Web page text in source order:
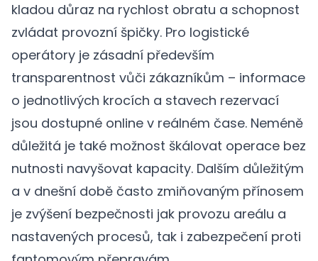
kladou důraz na rychlost obratu a schopnost
zvládat provozní špičky. Pro logistické
operátory je zásadní především
transparentnost vůči zákazníkům – informace
o jednotlivých krocích a stavech rezervací
jsou dostupné online v reálném čase. Neméně
důležitá je také možnost škálovat operace bez
nutnosti navyšovat kapacity. Dalším důležitým
a v dnešní době často zmiňovaným přínosem
je zvýšení bezpečnosti jak provozu areálu a
nastavených procesů, tak i zabezpečení proti